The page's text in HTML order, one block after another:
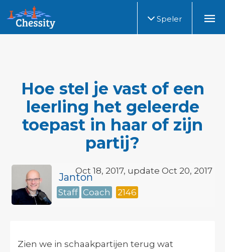
Speler
Hoe stel je vast of een
leerling het geleerde
toepast in haar of zijn
partij?
Oct 18, 2017, update Oct 20, 2017
Janton
Staff Coach 2146
Zien we in schaakpartijen terug wat